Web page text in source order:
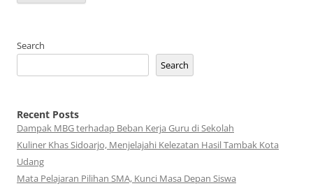
Search
Search
Recent Posts
Dampak MBG terhadap Beban Kerja Guru di Sekolah
Kuliner Khas Sidoarjo, Menjelajahi Kelezatan Hasil Tambak Kota
Udang
Mata Pelajaran Pilihan SMA, Kunci Masa Depan Siswa